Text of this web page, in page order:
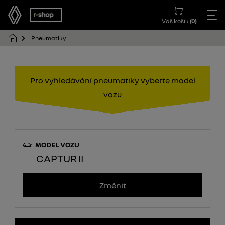
Váš košík (0)
Pneumatiky
Pro vyhledávání pneumatiky vyberte model
vozu
MODEL VOZU
CAPTUR II
Změnit